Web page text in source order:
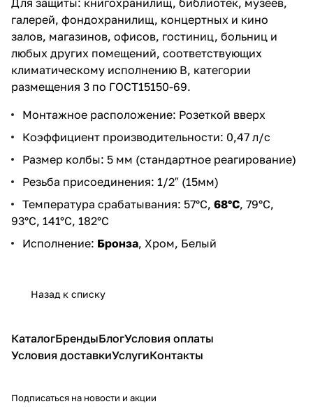
галерей, фондохранилищ, концертных и кино
залов, магазинов, офисов, гостиниц, больниц и
любых других помещений, соответствующих
климатическому исполнению В, категории
размещения 3 по ГОСТ15150-69.
Монтажное расположение: Розеткой вверх
Коэффициент производительности: 0,47 л/с
Размер колбы: 5 мм (стандартное реагирование)
Резьба присоединения: 1/2″ (15мм)
Температура срабатывания: 57°С, 68°С, 79°С,
93°С, 141°С, 182°С
Исполнение: Бронза, Хром, Белый
Назад к списку
КаталогБрендыБлогУсловия оплаты
Условия доставкиУслугиКонтакты
Подписаться на новости и акции